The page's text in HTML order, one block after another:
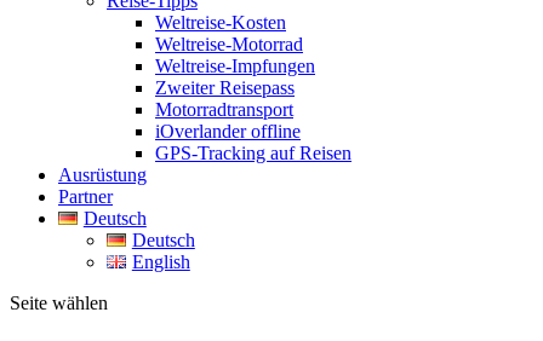
Weltreise-Kosten
Weltreise-Motorrad
Weltreise-Impfungen
Zweiter Reisepass
Motorradtransport
iOverlander offline
GPS-Tracking auf Reisen
Ausrüstung
Partner
Deutsch
Deutsch
English
Seite wählen